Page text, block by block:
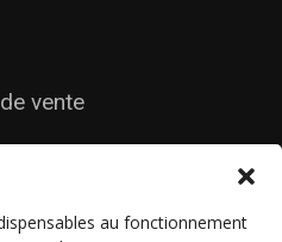
au fonctionnement
vente